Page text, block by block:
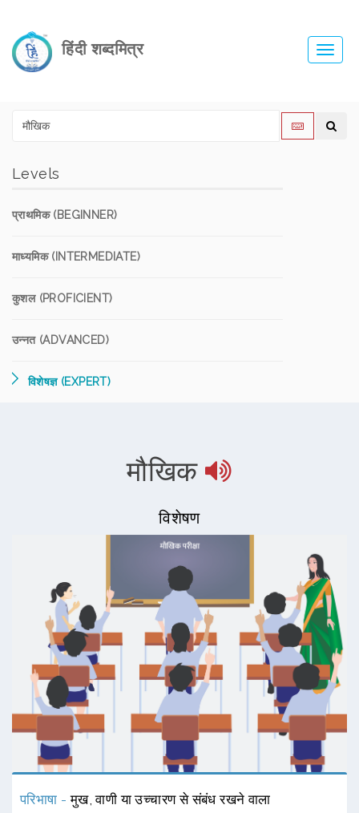
हिंदी शब्दमित्र
Levels
प्राथमिक (BEGINNER)
माध्यमिक (INTERMEDIATE)
कुशल (PROFICIENT)
उन्नत (ADVANCED)
विशेषज्ञ (EXPERT)
मौखिक
विशेषण
परिभाषा -मुख, वाणी या उच्चारण से संबंध रखने वाला